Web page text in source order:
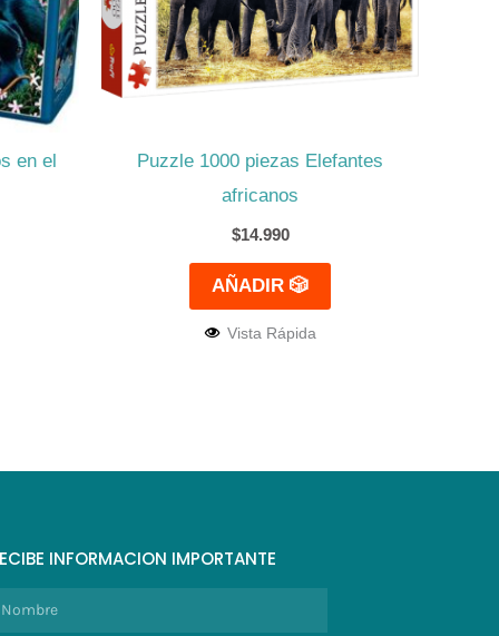
en el
Puzzle 1000 piezas Elefantes
africanos
$14.990
AÑADIR 🎲
Vista Rápida
INFORMACION IMPORTANTE